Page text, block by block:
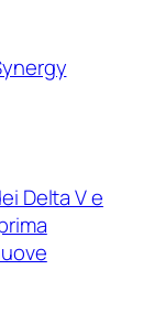
Delta V e